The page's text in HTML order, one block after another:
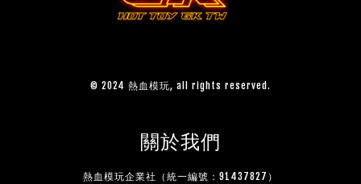
© 2024 熱血模玩, all rights reserved.
關於我們
熱血模玩企業社（統一編號：91437827）